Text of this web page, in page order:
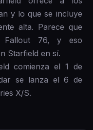
y lo que se incluye
alta. Parece que
Fallout 76, y eso
Starfield en sí.
comienza el 1 de
se lanza el 6 de
X/S.